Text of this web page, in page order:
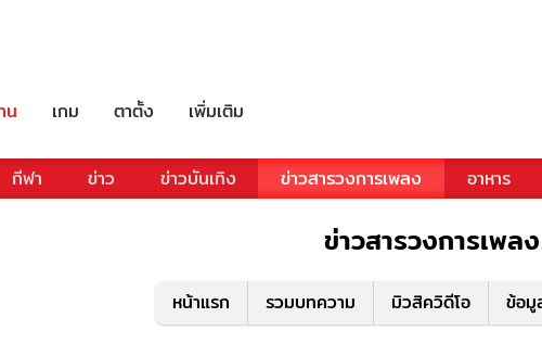
น เกม ตาตั้ง เพิ่มเติม
กีฬา ข่าว ข่าวบันเทิง ข่าวสารวงการเพลง อาหาร
ข่าวสารวงการเพลง
หน้าแรก รวมบทความ มิวสิควิดีโอ ข้อ